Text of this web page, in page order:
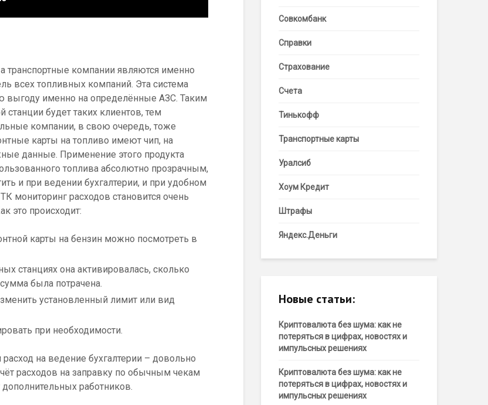
транспортные компании являются именно
всех топливных компаний. Эта система
выгоду именно на определённые АЗС. Таким
будет таких клиентов, тем
компании, в свою очередь, тоже
карты на топливо имеют чип, на
данные. Применение этого продукта
топлива абсолютно прозрачным,
и при ведении бухгалтерии, и при удобном
мониторинг расходов становится очень
это происходит:
карты на бензин можно посмотреть в
станциях она активировалась, сколько
была потрачена.
установленный лимит или вид
при необходимости.
на ведение бухгалтерии – довольно
расходов на заправку по обычным чекам
работников.
Совкомбанк
Справки
Страхование
Счета
Тинькофф
Транспортные карты
Уралсиб
Хоум Кредит
Штрафы
Яндекс.Деньги
Новые статьи:
Криптовалюта без шума: как не
потеряться в цифрах, новостях и
импульсных решениях
Криптовалюта без шума: как не
потеряться в цифрах, новостях и
импульсных решениях